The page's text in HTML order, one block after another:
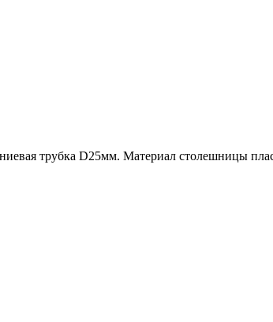
трубка D25мм. Материал столешницы